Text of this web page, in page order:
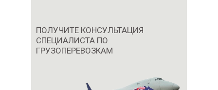
ПОЛУЧИТЕ КОНСУЛЬТАЦИЯ
СПЕЦИАЛИСТА ПО
ГРУЗОПЕРЕВОЗКАМ